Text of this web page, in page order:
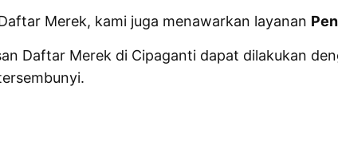
Merek, kami juga menawarkan layanan
Daftar Merek di Cipaganti dapat dilakukan